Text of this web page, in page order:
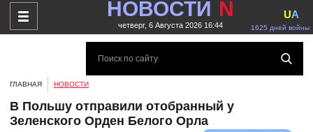
НОВОСТИ N
четверг, 6 Августа 2026 16:44 1625 дней войны
UA
ГЛАВНАЯ НОВОСТИ
В Польшу отправили отобранный у
Зеленского Орден Белого Орла